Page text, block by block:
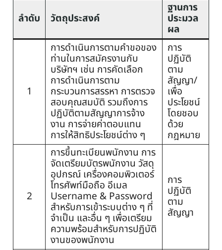
ลำดับ วัตถุประสงค์
ฐานการ
ประมวล
ผล
1
การดำเนินการตามคำขอของ
ท่านในการสมัครงานกับ
บริษัทฯ เช่น การคัดเลือก
การดำเนินการตาม
กระบวนการสรรหา การตรวจ
สอบคุณสมบัติ รวมถึงการ
ปฏิบัติตามสัญญาการจ้าง
งาน การจ่ายค่าตอบแทน
การให้สิทธิประโยชน์ต่าง ๆ
การ
ปฏิบัติ
ตาม
สัญญา/
เพื่อ
ประโยชน์
โดยชอบ
ด้วย
กฎหมาย
2
การขึ้นทะเบียนพนักงาน การ
จัดเตรียมบัตรพนักงาน วัสดุ
อุปกรณ์ เครื่องคอมพิวเตอร์
โทรศัพท์มือถือ อีเมล
Username & Password
สำหรับการเข้าระบบต่าง ๆ ที่
จำเป็น และอื่น ๆ เพื่อเตรียม
ความพร้อมสำหรับการปฏิบัติ
งานของพนักงาน
การ
ปฏิบัติ
ตาม
สัญญา